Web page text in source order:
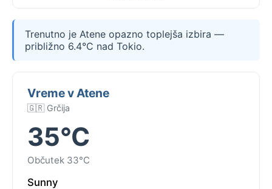
Trenutno je Atene opazno toplejša izbira —
približno 6.4°C nad Tokio.
Vreme v Atene
🇬🇷 Grčija
35°C
Občutek 33°C
Sunny